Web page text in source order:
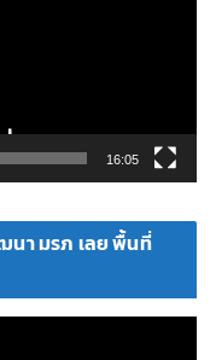
16:05
นา มรภ เลย พื้นที่